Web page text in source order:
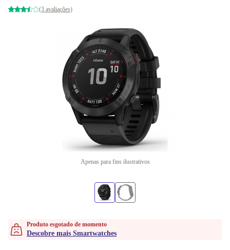
(3 avaliações)
Apenas para fins ilustrativos
Produto esgotado de momento
Descobre mais Smartwatches